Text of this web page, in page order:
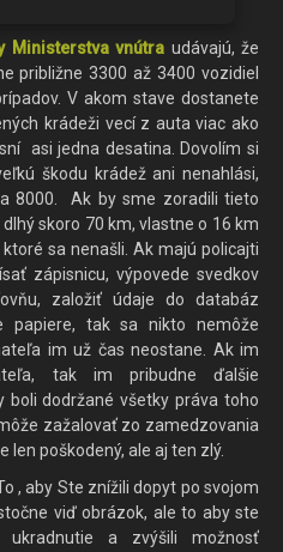
Ministerstva vnútra udávajú, že
približne 3300 až 3400 vozidiel
V akom stave dostanete
krádeži vecí z auta viac ako
asi jedna desatina. Dovolím si
škodu krádež ani nenahlási,
8000. Ak by sme zoradili tieto
skoro 70 km, vlastne o 16 km
sa nenašli. Ak majú policajti
zápisnicu, výpovede svedkov
založiť údaje do databáz
papiere, tak sa nikto nemôže
im už čas neostane. Ak im
tak im pribudne ďalšie
boli dodržané všetky práva toho
zažalovať zo zamedzovania
len poškodený, ale aj ten zlý.
, aby Ste znížili dopyt po svojom
viď obrázok, ale to aby ste
a zvýšili možnosť